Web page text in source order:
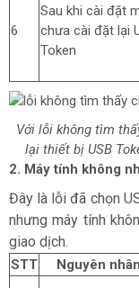
6
Sau khi cài đặt
chưa cài đặt lại
Token
Với lỗi không tìm
lại thiết bị USB
2. Máy tính không
Đây là lỗi đã chọn
nhưng máy tính
giao dịch.
STT Nguyên nhân